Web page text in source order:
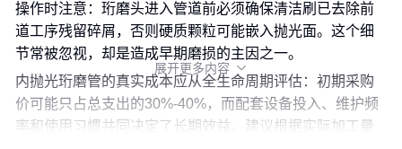
操作时注意：珩磨头进入管道前必须确保清洁刷已去除前
道工序残留碎屑，否则硬质颗粒可能嵌入抛光面。这个细
节常被忽视，却是造成早期磨损的主因之一。
内抛光珩磨管的真实成本应从全生命周期评估：初期采购
价可能只占总支出的30%-40%，而配套设备投入、维护频
率和使用习惯共同决定了长期效益。建议根据实际加工量
展开更多内容 